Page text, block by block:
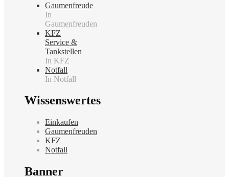
Gaumenfreude
In
Gaumenfreuden
KFZ
Service &
Tankstellen
In KFZ
Notfall
In Notfall
Wissenswertes
Einkaufen
Gaumenfreuden
KFZ
Notfall
Banner